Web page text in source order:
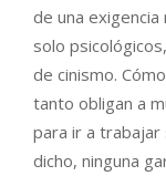
de una
solo
de cinismo.
tanto obligan a
para ir a
dicho, ninguna